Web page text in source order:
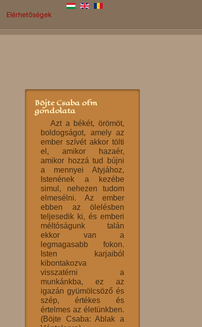
Elérhetőségek
Böjte Csaba ofm
gondolata
Azt a békét, örömöt,
boldogságot, amely az
ember szívét akkor tölti
el, amikor hazaér,
amikor hozzá tud bújni
a mennyei Atyjához,
Istenének a kezébe
simul, nehezen tudom
elmesélni. Az ember
ebben az ölelésben
teljesedik ki, és emberi
méltóságunk talán
ekkor van a
legmagasabb fokon.
Isten karjaiból
kibontakozva
visszatérni a
munkánkba, ez az
igazán gyümölcsöző és
szép, értékes és
értelmes az életünkben.
(Böjte Csaba: Ablak a